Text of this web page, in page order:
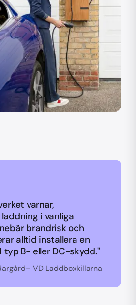
varnar,
i vanliga
brandrisk och
alltid installera en
typ B- eller DC-skydd."
VD Laddboxkillarna